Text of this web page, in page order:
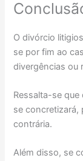
O divórcio
se por fim ao
divergências ou
Ressalta-se
se concretizará,
contrária.
Além disso, se